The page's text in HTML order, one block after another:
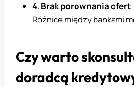
4. Brak porównania ofert
Różnice między bankami
Czy warto
doradcą